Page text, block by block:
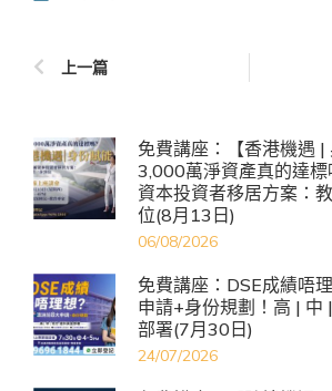
上一篇
免費講座：【香港機遇 |
3,000萬淨資產真的達
資本投資者移居方案：
位(8月13日)
06/08/2026
免費講座：DSE成績唔
申請+身份規劃！高 | 中
部署(7月30日)
24/07/2026